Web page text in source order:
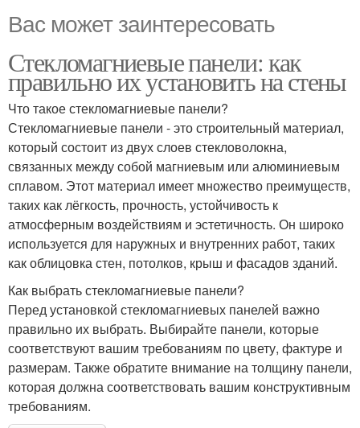
Вас может заинтересовать
Стекломагниевые панели: как
правильно их установить на стены
Что такое стекломагниевые панели?
Стекломагниевые панели - это строительный материал,
который состоит из двух слоев стекловолокна,
связанных между собой магниевым или алюминиевым
сплавом. Этот материал имеет множество преимуществ,
таких как лёгкость, прочность, устойчивость к
атмосферным воздействиям и эстетичность. Он широко
используется для наружных и внутренних работ, таких
как облицовка стен, потолков, крыш и фасадов зданий.
Как выбрать стекломагниевые панели?
Перед установкой стекломагниевых панелей важно
правильно их выбрать. Выбирайте панели, которые
соответствуют вашим требованиям по цвету, фактуре и
размерам. Также обратите внимание на толщину панели,
которая должна соответствовать вашим конструктивным
требованиям.